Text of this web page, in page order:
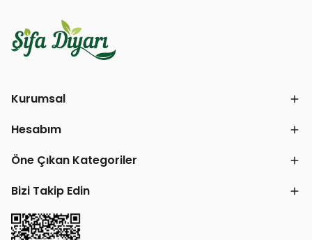
Kurumsal
Hesabım
Öne Çıkan Kategoriler
Bizi Takip Edin